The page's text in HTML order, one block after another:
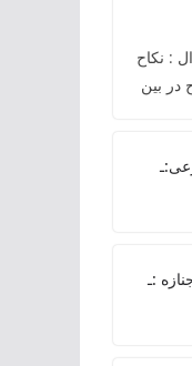
: نکاح
در بین
:ـ